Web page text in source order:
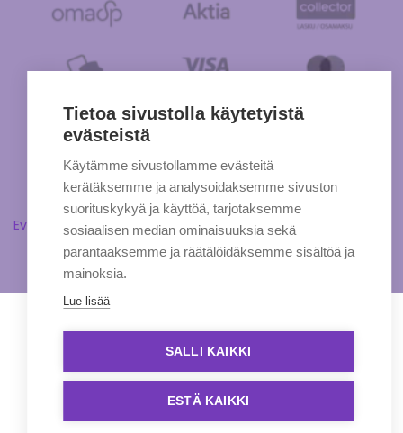
Evästeasetukset
Tietoa sivustolla käytetyistä
evästeistä
Käytämme sivustollamme evästeitä
kerätäksemme ja analysoidaksemme sivuston
suorituskykyä ja käyttöä, tarjotaksemme
sosiaalisen median ominaisuuksia sekä
parantaaksemme ja räätälöidäksemme sisältöä ja
mainoksia.
Lue lisää
SALLI KAIKKI
ESTÄ KAIKKI